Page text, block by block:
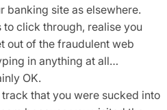
banking site as elsewhere.
click through, realise you
out of the fraudulent web
in anything at all…
OK.
that you were sucked into